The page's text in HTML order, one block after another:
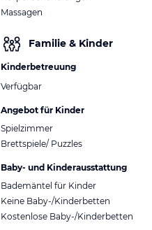
Massagen
Familie & Kinder
Kinderbetreuung
Verfügbar
Angebot für Kinder
Spielzimmer
Brettspiele/ Puzzles
Baby- und Kinderausstattung
Bademäntel für Kinder
Keine Baby-/Kinderbetten
Kostenlose Baby-/Kinderbetten